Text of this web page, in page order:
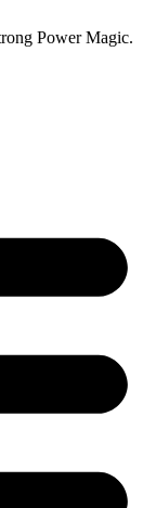
Power Magic.